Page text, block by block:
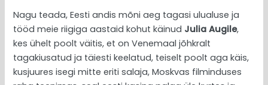
Nagu teada, Eesti andis mõni aeg tagasi ulualuse ja
tööd meie riigiga aastaid kohut käinud Julia Augile,
kes ühelt poolt väitis, et on Venemaal jõhkralt
tagakiusatud ja täiesti keelatud, teiselt poolt aga käis,
kusjuures isegi mitte eriti salaja, Moskvas filminduses